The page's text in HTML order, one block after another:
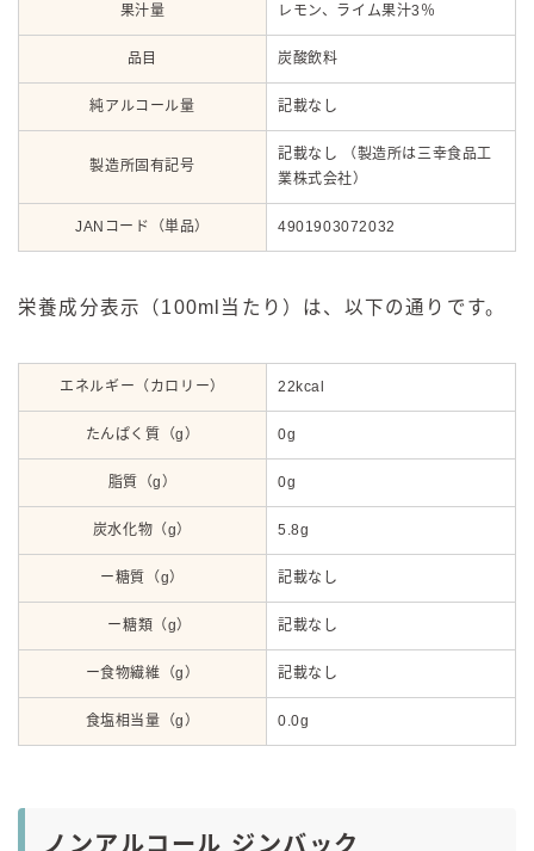
果汁量 レモン、ライム果汁3％
品目 炭酸飲料
純アルコール量 記載なし
製造所固有記号
記載なし （製造所は三幸食品工
業株式会社）
JANコード（単品） 4901903072032
栄養成分表示（100ml当たり）は、以下の通りです。
エネルギー（カロリー） 22kcal
たんぱく質（g） 0g
脂質（g） 0g
炭水化物（g） 5.8g
ー糖質（g） 記載なし
ー糖類（g） 記載なし
ー食物繊維（g） 記載なし
食塩相当量（g） 0.0g
ノンアルコール ジンバック